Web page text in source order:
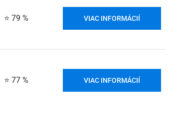
⭐ 79 % VIAC INFORMÁCIÍ
⭐ 77 % VIAC INFORMÁCIÍ